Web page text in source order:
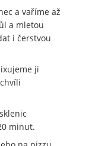
a vaříme až
a mletou
i čerstvou
ji
minut.